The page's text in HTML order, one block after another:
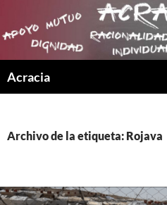
Acracia
Archivo de la etiqueta: Rojava